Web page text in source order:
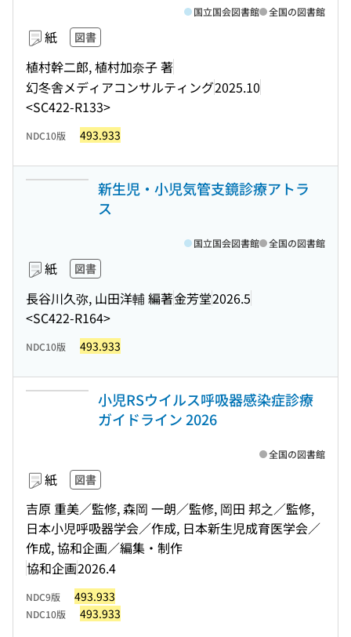
紙 図書
植村幹二郎, 植村加奈子 著
幻冬舎メディアコンサルティング2025.10
<SC422-R133>
国立国会図書館 全国の図書館
NDC10版 493.933
新生児・小児気管支鏡診療アトラ
ス
紙 図書
長谷川久弥, 山田洋輔 編著金芳堂2026.5
<SC422-R164>
国立国会図書館 全国の図書館
NDC10版 493.933
小児RSウイルス呼吸器感染症診療
ガイドライン 2026
紙 図書
吉原 重美／監修, 森岡 一朗／監修, 岡田 邦之／監修,
日本小児呼吸器学会／作成, 日本新生児成育医学会／
作成, 協和企画／編集・制作
協和企画2026.4
全国の図書館
NDC9版 493.933
NDC10版 493.933